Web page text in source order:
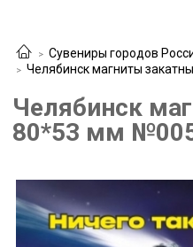
Сувениры городов
Челябинск магниты
Челябинск
80*53 мм